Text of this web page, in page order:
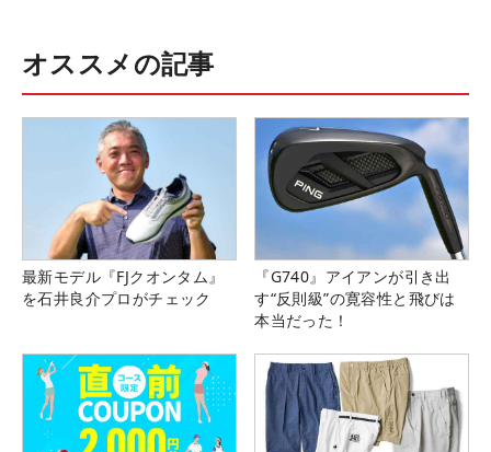
オススメの記事
最新モデル『FJクオンタム』
を石井良介プロがチェック
『G740』アイアンが引き出
す“反則級”の寛容性と飛びは
本当だった！